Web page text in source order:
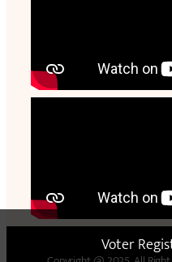
Voter